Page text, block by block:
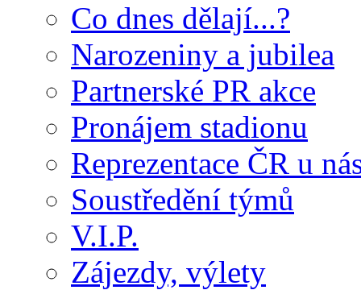
Co dnes dělají...?
Narozeniny a jubilea
Partnerské PR akce
Pronájem stadionu
Reprezentace ČR u
Soustředění týmů
V.I.P.
Zájezdy, výlety